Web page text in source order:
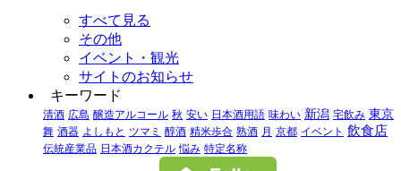
すべて見る
その他
イベント・観光
サイトのお知らせ
キーワード
清酒 広島 醸造アルコール 秋 安い 日本酒用語 味わい 新潟 宅飲み 東京
舞 酒器 よしもと ツマミ 醇酒 精米歩合 熟酒 月 京都 イベント 飲食店
伝統産業品 日本酒カクテル 悩み 特定名称